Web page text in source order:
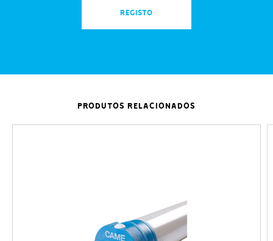
REGISTO
PRODUTOS RELACIONADOS